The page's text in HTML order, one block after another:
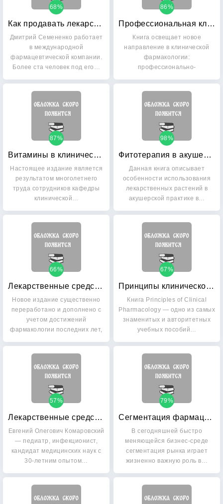
Как продавать лекарства: Секреты работы медицинского представителя
68%
Дмитрий Семененко работает
в международной
фармацевтической компании.
Более ста человек под его…
Профессиональная клиническая фармакология
86%
Книга освещает новое
направление в клинической
фармакологии:
профессионально-
Витамины в клинической практике
87%
Настоящее издание является
результатом многолетнего
труда сотрудников кафедры
клинической…
Фитотерапия в акушерстве
98%
Данная книга описывает
особенности использования
лекарственных растений в
акушерской практике в…
Лекарственные средства
66%
Новое издание существенно
переработано и дополнено с
учетом достижений
фармакологии последних лет,
Принципы клинической фармакологии
67%
Книга Principles of Clinical
Pharmacology — одно из самых
знаменитых и авторитетных
учебных пособий…
Лекарственные средства в педиатрии
57%
Евгений Олегович Комаровский
— педиатр, инфекционист,
кандидат медицинских наук с
30-летним опытом…
Сегментация фармацевтического рынка
79%
В сегодняшней быстро
меняющейся бизнес-среде
сегментация рынка играет
жизненно важную роль в…